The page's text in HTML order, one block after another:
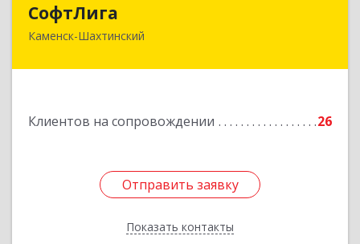
СофтЛига
Каменск-Шахтинский
Клиентов на сопровождении 26
Отправить заявку
Показать контакты
347800, Ростовская обл, Каменск-Шахтинский г,
Отправить заявку
Назад